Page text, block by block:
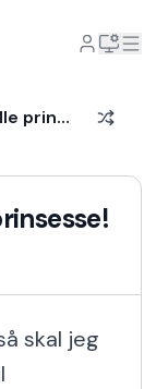
:')
skal jeg